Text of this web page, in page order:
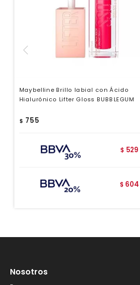
Maybelline Brillo labial con Ácido
Hialurónico Lifter Gloss BUBBLEGUM
$ 755
$ 529
$ 604
Nosotros